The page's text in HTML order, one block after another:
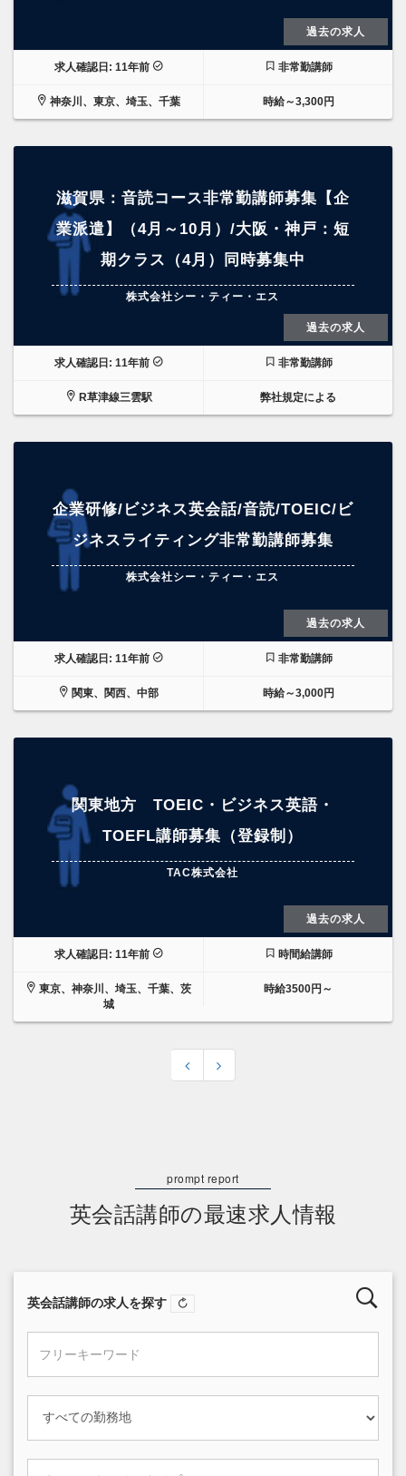
過去の求人
求人確認日: 11年前 非常勤講師
神奈川、東京、埼玉、千葉 時給～3,300円
滋賀県：音読コース非常勤講師募集【企
業派遣】（4月～10月）/大阪・神戸：短
期クラス（4月）同時募集中
株式会社シー・ティー・エス
過去の求人
求人確認日: 11年前 非常勤講師
R草津線三雲駅 弊社規定による
企業研修/ビジネス英会話/音読/TOEIC/ビ
ジネスライティング非常勤講師募集
株式会社シー・ティー・エス
過去の求人
求人確認日: 11年前 非常勤講師
関東、関西、中部 時給～3,000円
関東地方 TOEIC・ビジネス英語・
TOEFL講師募集（登録制）
TAC株式会社
過去の求人
求人確認日: 11年前 時間給講師
東京、神奈川、埼玉、千葉、茨
城
時給3500円～
英会話講師の最速求人情報
英会話講師の求人を探す